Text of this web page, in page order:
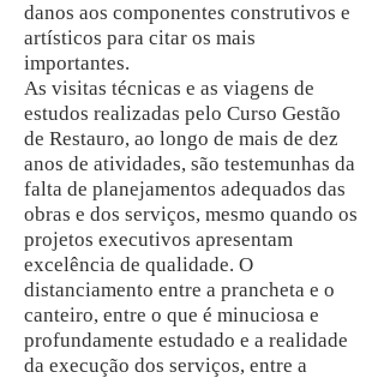
danos aos componentes construtivos e
artísticos para citar os mais
importantes.
As visitas técnicas e as viagens de
estudos realizadas pelo Curso Gestão
de Restauro, ao longo de mais de dez
anos de atividades, são testemunhas da
falta de planejamentos adequados das
obras e dos serviços, mesmo quando os
projetos executivos apresentam
excelência de qualidade. O
distanciamento entre a prancheta e o
canteiro, entre o que é minuciosa e
profundamente estudado e a realidade
da execução dos serviços, entre a